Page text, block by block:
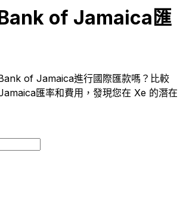
of Jamaica匯
of Jamaica進行國際匯款嗎？比較
匯率和費用，發現您在 Xe 的潛在